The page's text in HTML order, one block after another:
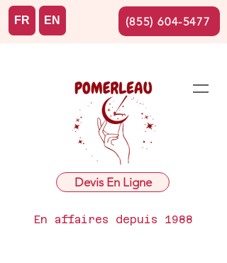
Devis En Ligne
En affaires depuis 1988
FR EN (855) 604-5477